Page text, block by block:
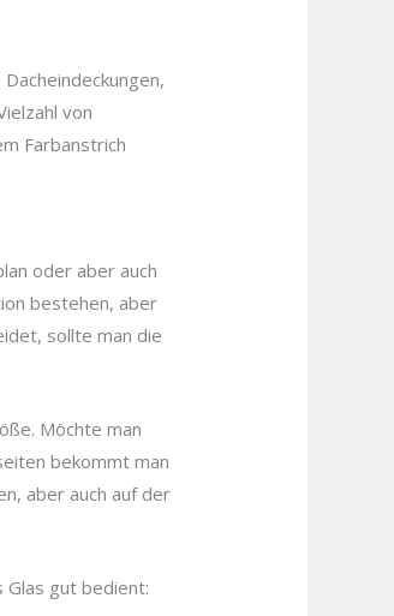
von
Farbanstrich
oder aber auch
bestehen, aber
sollte man die
Möchte man
bekommt man
aber auch auf der
Glas gut bedient: